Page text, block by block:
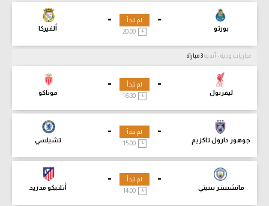
-
بورتو
-
ألفيركا
لم تبدأ
مباريات ودية - أندية
-
ليفربول
-
موناكو
لم تبدأ
-
جوهور دارول تاكزيم
-
تشيلسي
لم تبدأ
15:00
-
مانشستر سيتي
-
أتلتيكو مدريد
لم تبدأ
14:00